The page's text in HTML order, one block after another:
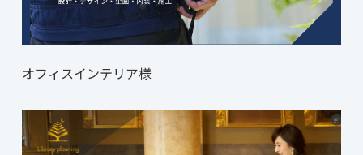
オフィスインテリア様